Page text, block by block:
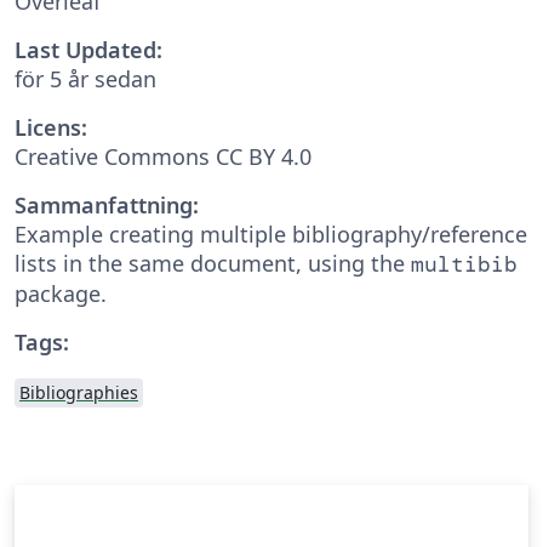
Last Updated:
för 5 år sedan
Licens:
Creative Commons CC BY 4.0
Sammanfattning:
Example creating multiple bibliography/reference
lists in the same document, using the multibib
package.
Tags:
Bibliographies